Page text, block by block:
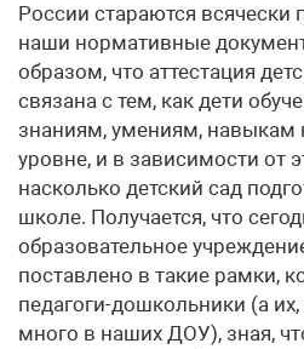
России стараются всячески
наши нормативные
образом, что аттестация
связана с тем, как дети
знаниям, умениям, навыкам
уровне, и в зависимости от
насколько детский сад
школе. Получается, что
образовательное
поставлено в такие рамки,
педагоги-дошкольники (а
много в наших ДОУ), зная,